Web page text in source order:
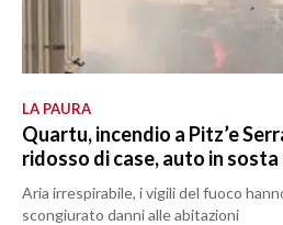
LA PAURA
Quartu, incendio a Pitz’e
ridosso di case, auto in sosta
Aria irrespirabile, i vigili del fuoco
scongiurato danni alle abitazioni